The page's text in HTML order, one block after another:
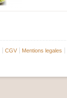
CGV
Mentions legales